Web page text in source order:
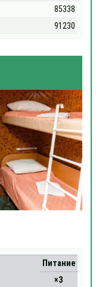
85338
91230
Питание
×3